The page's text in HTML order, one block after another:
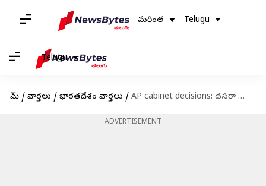
మరింత Telugu
Telugu
హోమ్ / వార్తలు / భారతదేశం వార్తలు / AP cabinet decisions: దసరా నుంచే విశాఖ రాజధానిగా పాలన.. ఏపీ కేబినెట్‌లో కీలక నిర్ణయాలు ఇవే
ADVERTISEMENT